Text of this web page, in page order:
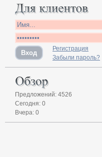
Регистрация
Забыли пароль?
Предложений: 4526
Сегодня: 0
Вчера: 0